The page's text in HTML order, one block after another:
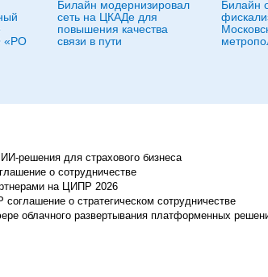
«РО
Билайн модернизировал
сеть на ЦКАДе для
повышения качества
связи в пути
Билайн
решения для страхового бизнеса
о сотрудничестве
на ЦИПР 2026
о стратегическом сотрудничестве
облачного развертывания платформенных